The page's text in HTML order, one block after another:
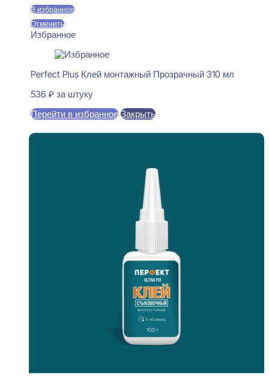
В избранное
Отменить
Избранное
Perfect Plus Клей монтажный Прозрачный 310 мл
536 ₽ за штуку
Перейти в избранное Закрыть